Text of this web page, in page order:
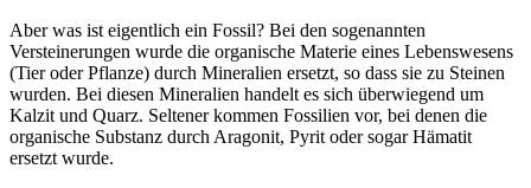
Aber was ist eigentlich ein Fossil? Bei den sogenannten
Versteinerungen wurde die organische Materie eines Lebenswesens
(Tier oder Pflanze) durch Mineralien ersetzt, so dass sie zu Steinen
wurden. Bei diesen Mineralien handelt es sich überwiegend um
Kalzit und Quarz. Seltener kommen Fossilien vor, bei denen die
organische Substanz durch Aragonit, Pyrit oder sogar Hämatit
ersetzt wurde.